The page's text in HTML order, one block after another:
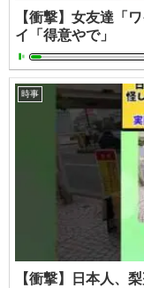
【衝撃】女友達「
イ「得意やで」
時事
【衝撃】日本人、